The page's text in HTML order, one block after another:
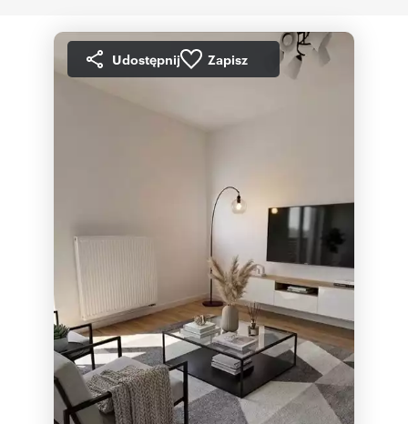
Udostępnij Zapisz